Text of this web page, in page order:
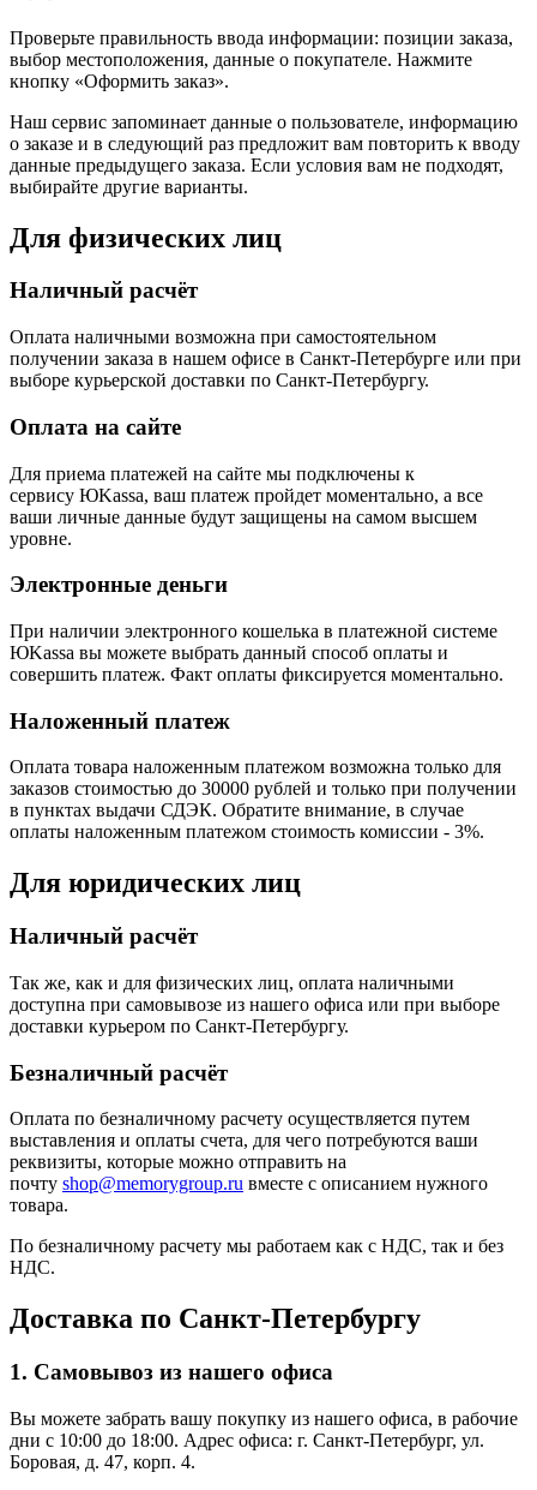
Проверьте правильность ввода информации: позиции заказа,
выбор местоположения, данные о покупателе. Нажмите
кнопку «Оформить заказ».
Наш сервис запоминает данные о пользователе, информацию
о заказе и в следующий раз предложит вам повторить к вводу
данные предыдущего заказа. Если условия вам не подходят,
выбирайте другие варианты.
Для физических лиц
Наличный расчёт
Оплата наличными возможна при самостоятельном
получении заказа в нашем офисе в Санкт-Петербурге или при
выборе курьерской доставки по Санкт-Петербургу.
Оплата на сайте
Для приема платежей на сайте мы подключены к
сервису ЮKassa, ваш платеж пройдет моментально, а все
ваши личные данные будут защищены на самом высшем
уровне.
Электронные деньги
При наличии электронного кошелька в платежной системе
ЮKassa вы можете выбрать данный способ оплаты и
совершить платеж. Факт оплаты фиксируется моментально.
Наложенный платеж
Оплата товара наложенным платежом возможна только для
заказов стоимостью до 30000 рублей и только при получении
в пунктах выдачи СДЭК. Обратите внимание, в случае
оплаты наложенным платежом стоимость комиссии - 3%.
Для юридических лиц
Наличный расчёт
Так же, как и для физических лиц, оплата наличными
доступна при самовывозе из нашего офиса или при выборе
доставки курьером по Санкт-Петербургу.
Безналичный расчёт
Оплата по безналичному расчету осуществляется путем
выставления и оплаты счета, для чего потребуются ваши
реквизиты, которые можно отправить на
почту shop@memorygroup.ru вместе с описанием нужного
товара.
По безналичному расчету мы работаем как с НДС, так и без
НДС.
Доставка по Санкт-Петербургу
1. Самовывоз из нашего офиса
Вы можете забрать вашу покупку из нашего офиса, в рабочие
дни с 10:00 до 18:00. Адрес офиса: г. Санкт-Петербург, ул.
Боровая, д. 47, корп. 4.